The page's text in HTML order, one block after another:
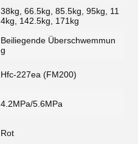
38kg, 66.5kg, 85.5kg, 95kg, 11
4kg, 142.5kg, 171kg
Beiliegende Überschwemmun
g
Hfc-227ea (FM200)
4.2MPa/5.6MPa
Rot